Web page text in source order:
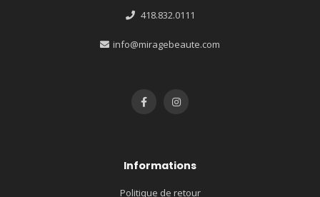
418.832.0111
info@miragebeaute.com
Informations
Politique de retour